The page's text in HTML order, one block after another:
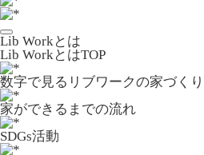
Lib Workとは
Lib WorkとはTOP
数字で⾒るリブワークの家づくり
家ができるまでの流れ
SDGs活動